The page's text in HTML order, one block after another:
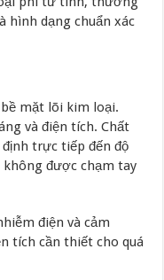
hình dạng chuẩn xác
mặt lõi kim loại.
và điện tích. Chất
trực tiếp đến độ
không được chạm tay
điện và cảm
tích cần thiết cho quá